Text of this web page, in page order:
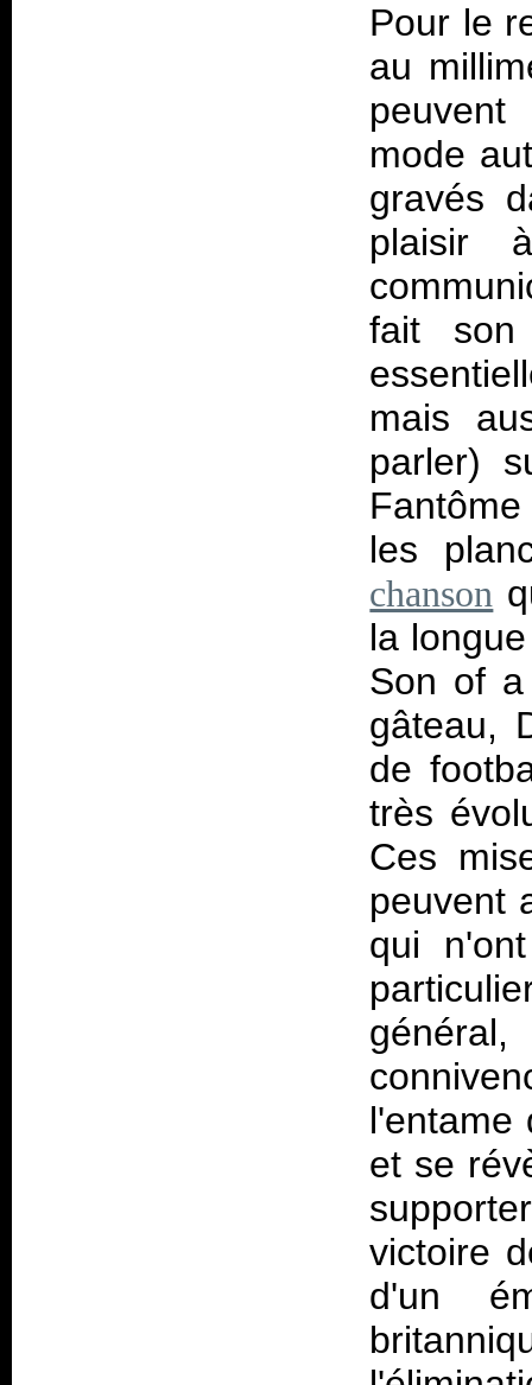
Pour le
au
mode
gravés
plaisir
fait son
mais
parler)
les
chanson
la
Son of
gâteau,
de
très
Ces
peuvent
qui
l'entame
et se
victoire
d'un